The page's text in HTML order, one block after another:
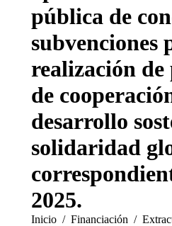
pública de
subvenciones
realización de
de
desarrollo
solidaridad
2025.
Estás aquí:
Inicio Financiación